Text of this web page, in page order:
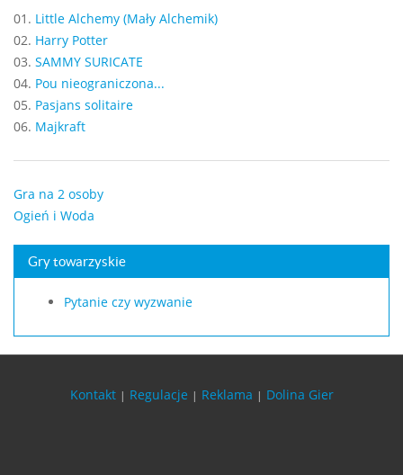
01. Little Alchemy (Mały Alchemik)
02. Harry Potter
03. SAMMY SURICATE
04. Pou nieograniczona...
05. Pasjans solitaire
06. Majkraft
Gra na 2 osoby
Ogień i Woda
Gry towarzyskie
Pytanie czy wyzwanie
Kontakt | Regulacje | Reklama | Dolina Gier